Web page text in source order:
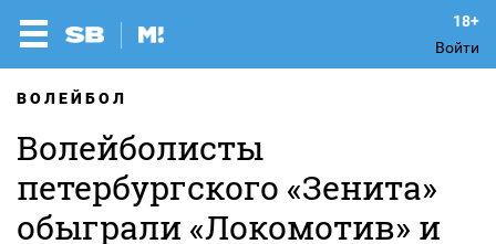
Войти
ВОЛЕЙБОЛ
Волейболисты
петербургского «Зенита»
обыграли «Локомотив» и